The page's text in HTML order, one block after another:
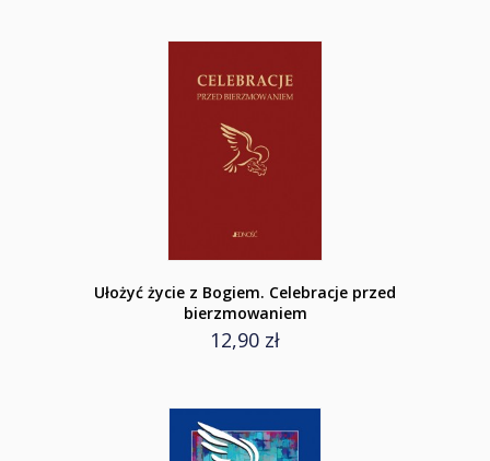
Ułożyć życie z Bogiem. Celebracje przed
bierzmowaniem
12,90 zł